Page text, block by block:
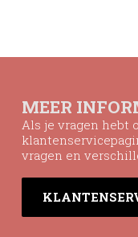
MEER
Als je vragen hebt
vragen en